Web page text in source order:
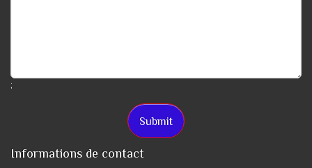
;
Informations de contact